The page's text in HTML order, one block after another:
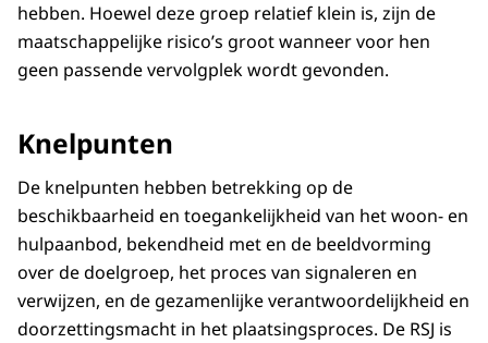
hebben. Hoewel deze groep relatief klein is, zijn de
maatschappelijke risico’s groot wanneer voor hen
geen passende vervolgplek wordt gevonden.
Knelpunten
De knelpunten hebben betrekking op de
beschikbaarheid en toegankelijkheid van het woon- en
hulpaanbod, bekendheid met en de beeldvorming
over de doelgroep, het proces van signaleren en
verwijzen, en de gezamenlijke verantwoordelijkheid en
doorzettingsmacht in het plaatsingsproces. De RSJ is